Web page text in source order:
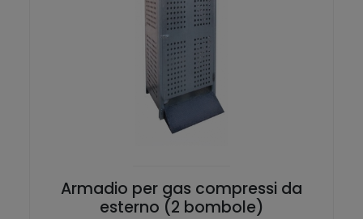
Armadio per gas compressi da
esterno (2 bombole)